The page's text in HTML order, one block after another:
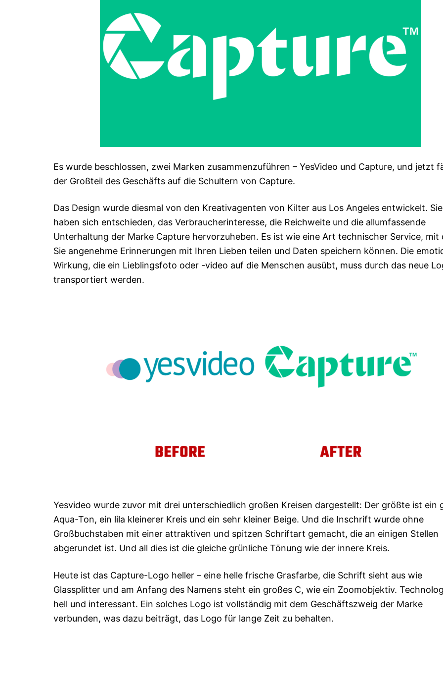
Es wurde beschlossen, zwei Marken zusammenzuführen – YesVideo und Capture, und jetzt
der Großteil des Geschäfts auf die Schultern von Capture.
Das Design wurde diesmal von den Kreativagenten von Kilter aus Los Angeles entwickelt. Sie
haben sich entschieden, das Verbraucherinteresse, die Reichweite und die allumfassende
Unterhaltung der Marke Capture hervorzuheben. Es ist wie eine Art technischer Service, mit
Sie angenehme Erinnerungen mit Ihren Lieben teilen und Daten speichern können. Die
Wirkung, die ein Lieblingsfoto oder -video auf die Menschen ausübt, muss durch das neue
transportiert werden.
Yesvideo wurde zuvor mit drei unterschiedlich großen Kreisen dargestellt: Der größte ist ein
Aqua-Ton, ein lila kleinerer Kreis und ein sehr kleiner Beige. Und die Inschrift wurde ohne
Großbuchstaben mit einer attraktiven und spitzen Schriftart gemacht, die an einigen Stellen
abgerundet ist. Und all dies ist die gleiche grünliche Tönung wie der innere Kreis.
Heute ist das Capture-Logo heller – eine helle frische Grasfarbe, die Schrift sieht aus wie
Glassplitter und am Anfang des Namens steht ein großes C, wie ein Zoomobjektiv.
hell und interessant. Ein solches Logo ist vollständig mit dem Geschäftszweig der Marke
verbunden, was dazu beiträgt, das Logo für lange Zeit zu behalten.